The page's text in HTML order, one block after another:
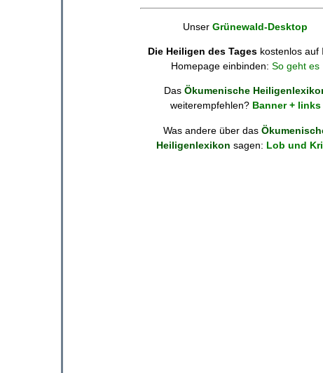
Unser Grünewald-Desktop
Die Heiligen des Tages kostenlos auf
Homepage einbinden: So geht es
Das Ökumenische
weiterempfehlen? Banner + links
Was andere über das
Heiligenlexikon sagen: Lob und